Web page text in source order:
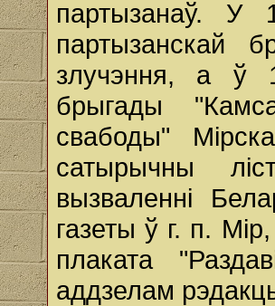
партызанаў.
партызанскай
злучэння, а ў
брыгады
свабоды"
сатырычны
вызваленні
газеты ў г. п.
плаката
аддзелам